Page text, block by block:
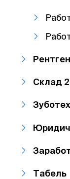
Склад
Табель